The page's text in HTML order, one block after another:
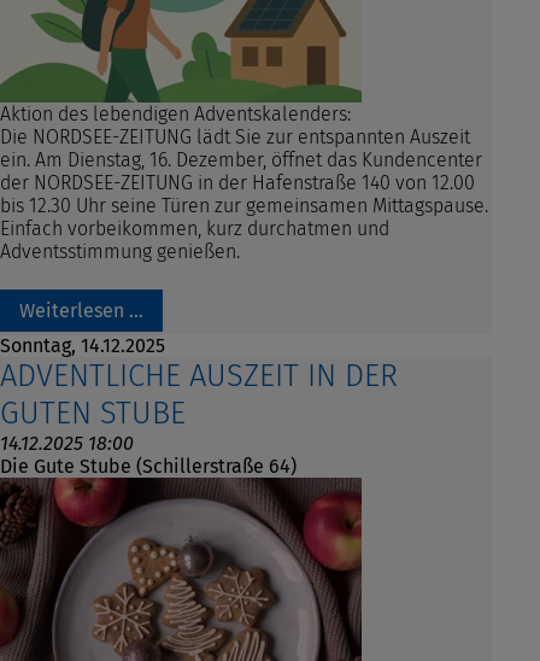
Aktion des lebendigen Adventskalenders:
Die NORDSEE-ZEITUNG lädt Sie zur entspannten Auszeit
ein. Am Dienstag, 16. Dezember, öffnet das Kundencenter
der NORDSEE-ZEITUNG in der Hafenstraße 140 von 12.00
bis 12.30 Uhr seine Türen zur gemeinsamen Mittagspause.
Einfach vorbeikommen, kurz durchatmen und
Adventsstimmung genießen.
Weiterlesen …
Sonntag, 14.12.2025
ADVENTLICHE AUSZEIT IN DER
GUTEN STUBE
14.12.2025 18:00
Die Gute Stube (Schillerstraße 64)